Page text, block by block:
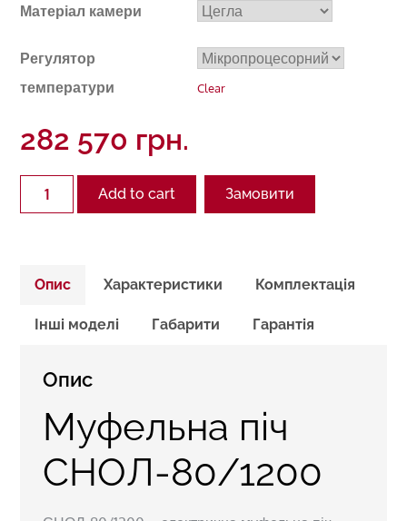
Матеріал камери
Регулятор
температури
Clear
282 570 грн.
Quantity Add to cart Замовити
Опис Характеристики Комплектація
Інші моделі Габарити Гарантія
Опис
Муфельна піч
СНОЛ-80/1200